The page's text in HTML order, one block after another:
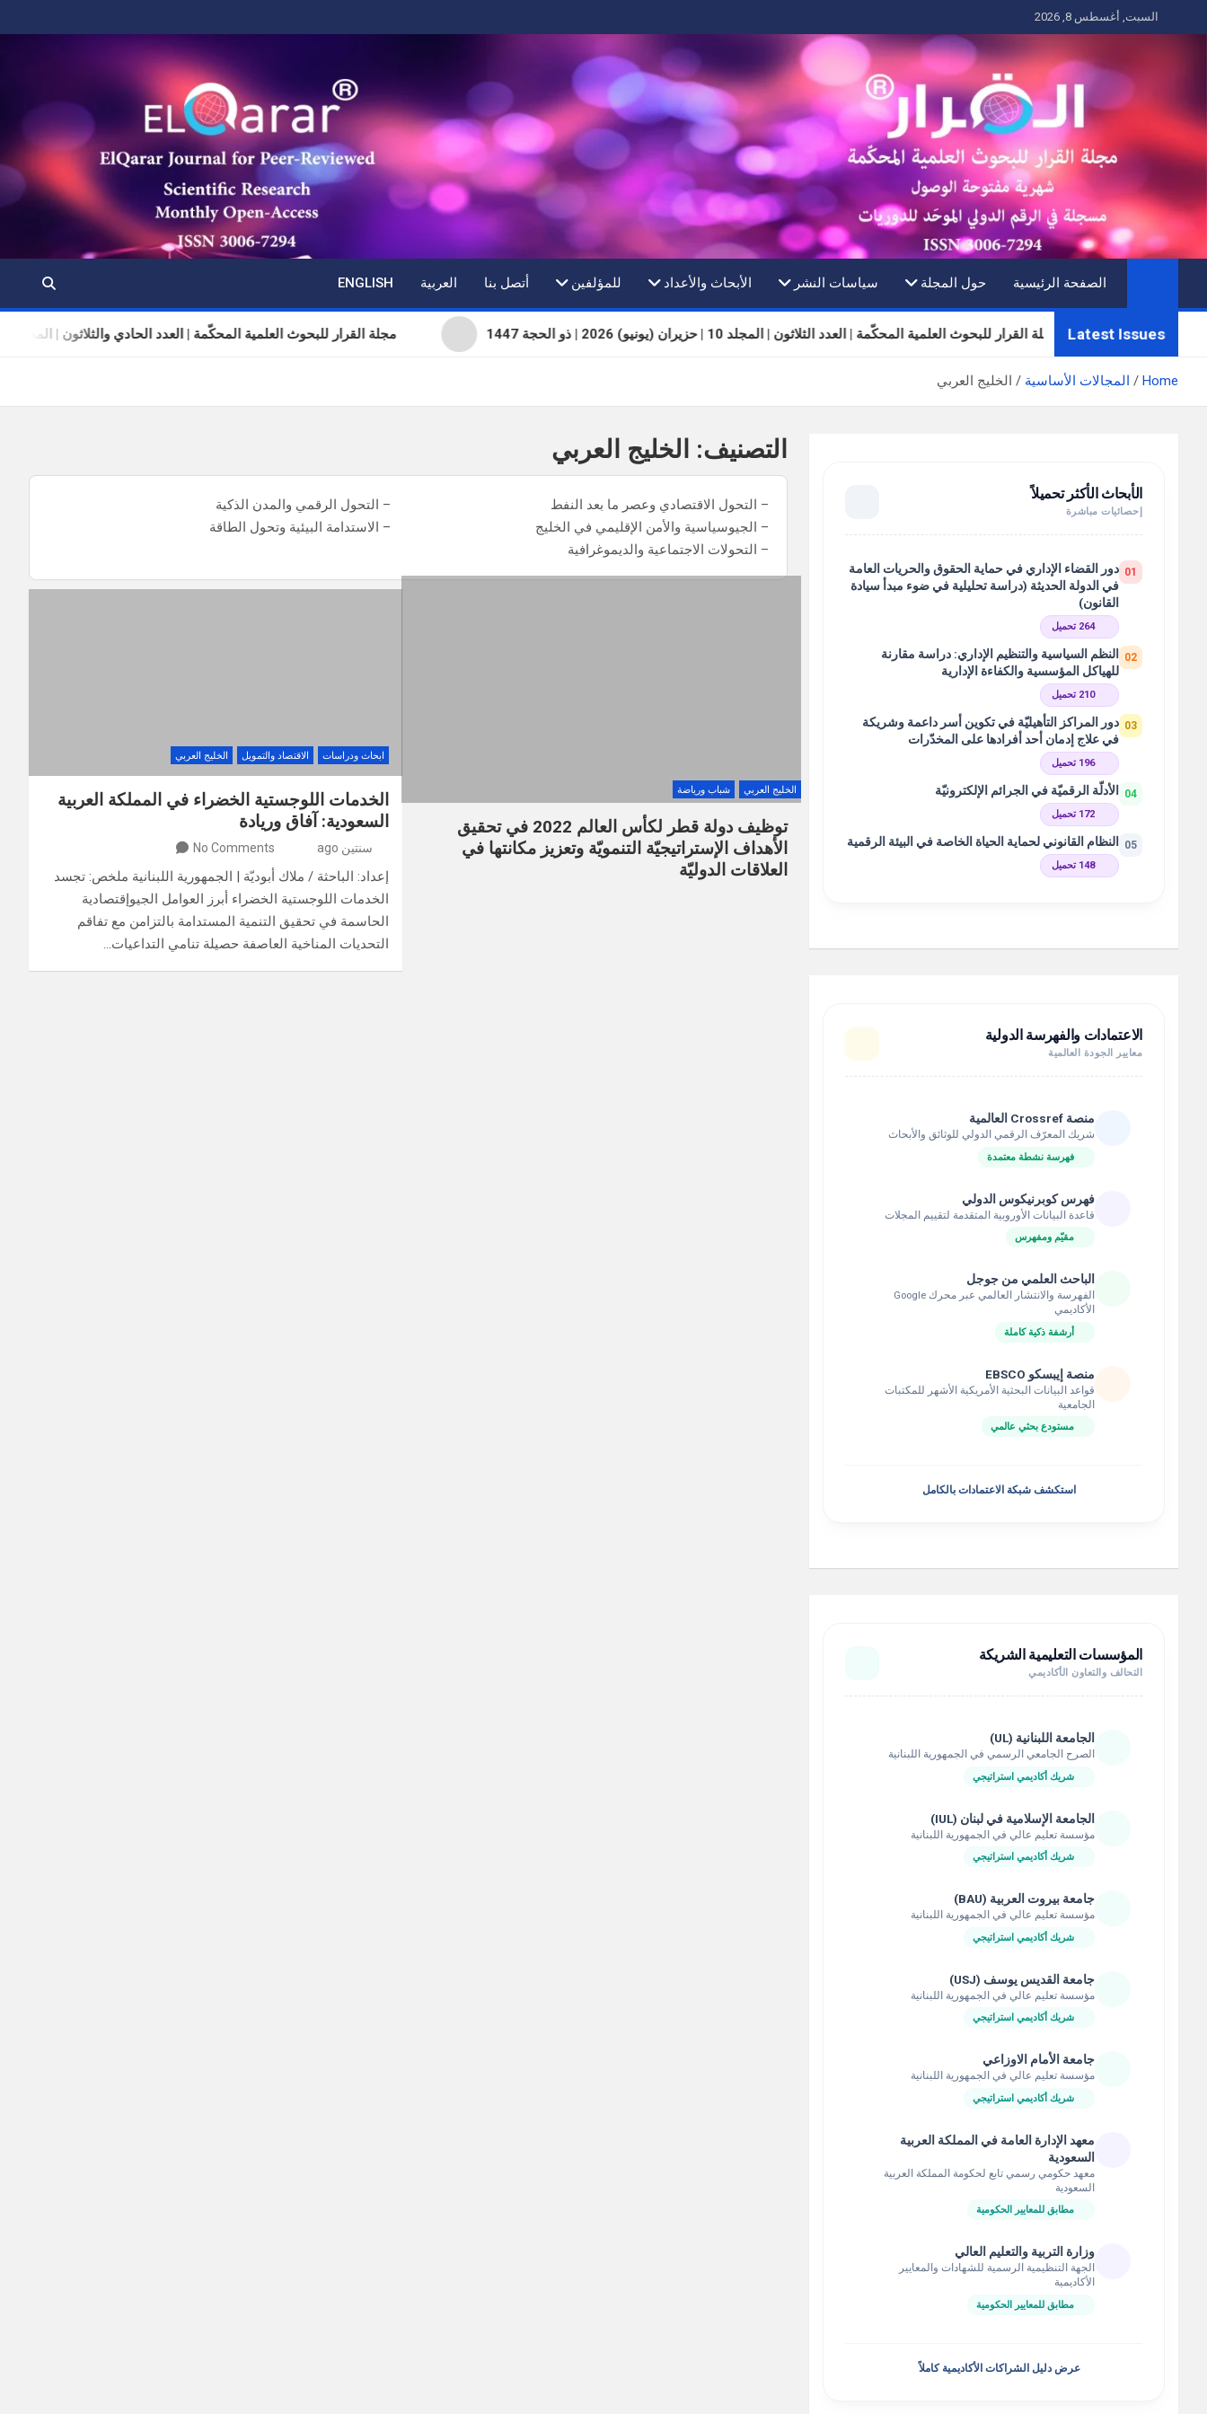
to
السبت, أغسطس 8, 2026
الصفحة الرئيسية حول المجلة سياسات النشر الأبحاث والأعداد للمؤلفين أتصل بنا العربية ENGLISH
Latest Issues مجلة القرار للبحوث العلمية المحكّمة | العدد الحادي والثلاثون | المجلد 11 | تموز (يوليو) مجلة القرار للبحوث العلمية المحكّمة | العدد الثلاثون | المجلد 10 | حزيران (يونيو) 2026 | ذو الحجة 1447
Home المجالات الأساسية الخليج العربي
التصنيف: الخليج العربي
– التحول الاقتصادي وعصر ما بعد النفط
– الجيوسياسية والأمن الإقليمي في الخليج
– التحولات الاجتماعية والديموغرافية
– التحول الرقمي والمدن الذكية
– الاستدامة البيئية وتحول الطاقة
الخليج العربي شباب ورياضة
توظيف دولة قطر لكأس العالم 2022 في تحقيق
الأهداف الإستراتيجيّة التنمويّة وتعزيز مكانتها في
العلاقات الدوليّة
ابحاث ودراسات الاقتصاد والتمويل الخليج العربي
الخدمات اللوجستية الخضراء في المملكة العربية
السعودية: آفاق وريادة
سنتين ago No Comments
إعداد: الباحثة / ملاك أبوديّة | الجمهورية اللبنانية ملخص: تجسد
الخدمات اللوجستية الخضراء أبرز العوامل الجيوإقتصادية
الحاسمة في تحقيق التنمية المستدامة بالتزامن مع تفاقم
التحديات المناخية العاصفة حصيلة تنامي التداعيات…
الأبحاث الأكثر تحميلاً
إحصائيات مباشرة
01 دور القضاء الإداري في حماية الحقوق والحريات العامة
في الدولة الحديثة (دراسة تحليلية في ضوء مبدأ سيادة
القانون)
264 تحميل
02
النظم السياسية والتنظيم الإداري: دراسة مقارنة
للهياكل المؤسسية والكفاءة الإدارية
210 تحميل
03 دور المراكز التأهيليّة في تكوين أسر داعمة وشريكة
في علاج إدمان أحد أفرادها على المخدّرات
196 تحميل
04 الأدلّة الرقميّة في الجرائم الإلكترونيّة
172 تحميل
05 النظام القانوني لحماية الحياة الخاصة في البيئة الرقمية
148 تحميل
الاعتمادات والفهرسة الدولية
معايير الجودة العالمية
منصة Crossref العالمية
شريك المعرّف الرقمي الدولي للوثائق والأبحاث
فهرسة نشطة معتمدة
فهرس كوبرنيكوس الدولي
قاعدة البيانات الأوروبية المتقدمة لتقييم المجلات
مقيّم ومفهرس
الباحث العلمي من جوجل
الفهرسة والانتشار العالمي عبر محرك Google
الأكاديمي
أرشفة ذكية كاملة
منصة إيبسكو EBSCO
قواعد البيانات البحثية الأمريكية الأشهر للمكتبات
الجامعية
مستودع بحثي عالمي
استكشف شبكة الاعتمادات بالكامل
المؤسسات التعليمية الشريكة
التحالف والتعاون الأكاديمي
الجامعة اللبنانية (UL)
الصرح الجامعي الرسمي في الجمهورية اللبنانية
شريك أكاديمي استراتيجي
الجامعة الإسلامية في لبنان (IUL)
مؤسسة تعليم عالي في الجمهورية اللبنانية
شريك أكاديمي استراتيجي
جامعة بيروت العربية (BAU)
مؤسسة تعليم عالي في الجمهورية اللبنانية
شريك أكاديمي استراتيجي
جامعة القديس يوسف (USJ)
مؤسسة تعليم عالي في الجمهورية اللبنانية
شريك أكاديمي استراتيجي
جامعة الأمام الاوزاعي
مؤسسة تعليم عالي في الجمهورية اللبنانية
شريك أكاديمي استراتيجي
معهد الإدارة العامة في المملكة العربية
السعودية
معهد حكومي رسمي تابع لحكومة المملكة العربية
السعودية
مطابق للمعايير الحكومية
وزارة التربية والتعليم العالي
الجهة التنظيمية الرسمية للشهادات والمعايير
الأكاديمية
مطابق للمعايير الحكومية
عرض دليل الشراكات الأكاديمية كاملاً